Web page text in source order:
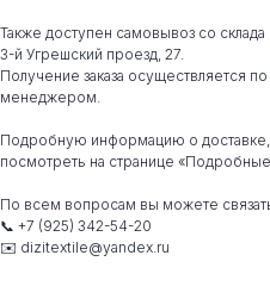
Также доступен самовывоз со
3-й Угрешский проезд, 27.
Получение заказа осуществляется
менеджером.
Подробную информацию о
посмотреть на странице
По всем вопросам вы можете
📞 +7 (925) 342-54-20
✉️ dizitextile@yandex.ru